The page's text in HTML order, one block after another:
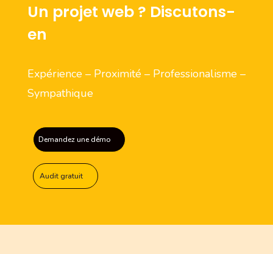
Un projet web ? Discutons-
en
Expérience – Proximité – Professionalisme –
Sympathique
Demandez une démo
Audit gratuit